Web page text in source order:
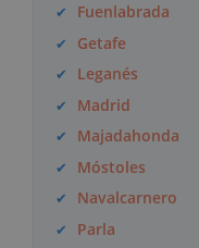
Fuenlabrada
Getafe
Leganés
Madrid
Majadahonda
Móstoles
Navalcarnero
Parla